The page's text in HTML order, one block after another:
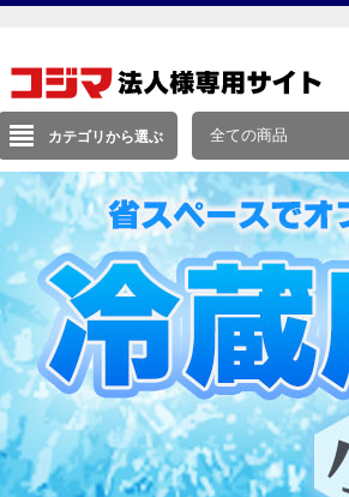
カテゴリから選ぶ 全ての商品